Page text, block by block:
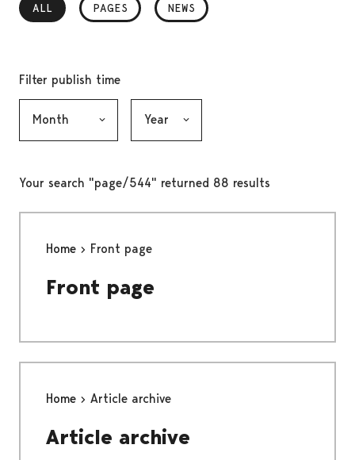
ALL
, SELECTEDPAGES NEWS
Filter publish time
Your search "page/544" returned 88 results
Home Front page
Front page
Home Article archive
Article archive